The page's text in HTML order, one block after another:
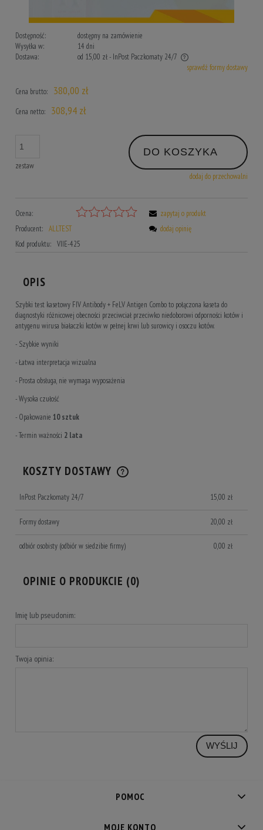
Dostępność:
dostępny na zamówienie
Wysyłka w:
14 dni
Dostawa:
od 15,00 zł - InPost Paczkomaty 24/7
sprawdź formy dostawy
Cena brutto: 380,00 zł
Cena netto: 308,94 zł
zestaw
DO KOSZYKA
dodaj do przechowalni
Ocena:
Producent: ALLTEST
Kod produktu: VIIE-425
zapytaj o produkt
dodaj opinię
OPIS
Szybki test kasetowy FIV Antibody + FeLV Antigen Combo to połączona kaseta do
diagnostyki różnicowej obecności przeciwciał przeciwko niedoborowi odporności kotów i
antygenu wirusa białaczki kotów w pełnej krwi lub surowicy i osoczu kotów.
- Szybkie wyniki
- Łatwa interpretacja wizualna
- Prosta obsługa, nie wymaga wyposażenia
- Wysoka czułość
- Opakowanie 10 sztuk
- Termin ważności 2 lata
KOSZTY DOSTAWY
CENA NIE ZAWIERA EWENTUALNYCH KOSZTÓW PŁATNOŚCI
InPost Paczkomaty 24/7
15,00 zł
Formy dostawy 20,00 zł
odbiór osobisty(odbiór w siedzibie firmy) 0,00 zł
OPINIE O PRODUKCIE (0)
Imię lub pseudonim:
Twoja opinia:
WYŚLIJ
POMOC
MOJE KONTO